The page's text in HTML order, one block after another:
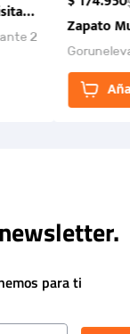
2 Suruga
2
Zapato
para ti